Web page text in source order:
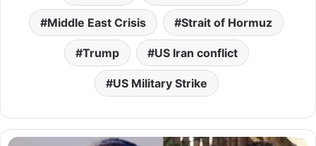
Middle East Crisis Strait of Hormuz
Trump US Iran conflict
US Military Strike